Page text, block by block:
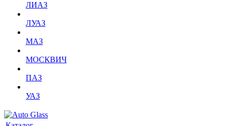
ЛИАЗ
ЛУАЗ
МАЗ
МОСКВИЧ
ПАЗ
УАЗ